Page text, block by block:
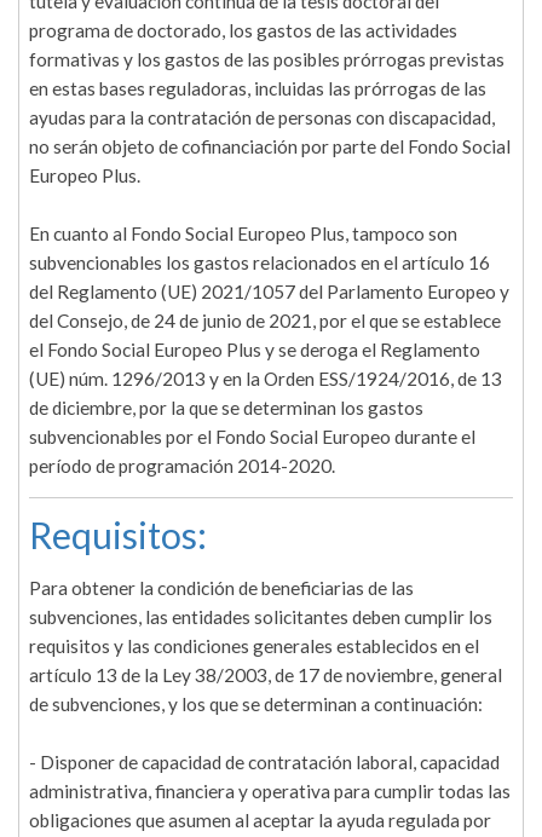
programa de doctorado, los gastos de las actividades
formativas y los gastos de las posibles prórrogas previstas
en estas bases reguladoras, incluidas las prórrogas de las
ayudas para la contratación de personas con discapacidad,
no serán objeto de cofinanciación por parte del Fondo Social
Europeo Plus.
En cuanto al Fondo Social Europeo Plus, tampoco son
subvencionables los gastos relacionados en el artículo 16
del Reglamento (UE) 2021/1057 del Parlamento Europeo y
del Consejo, de 24 de junio de 2021, por el que se establece
el Fondo Social Europeo Plus y se deroga el Reglamento
(UE) núm. 1296/2013 y en la Orden ESS/1924/2016, de 13
de diciembre, por la que se determinan los gastos
subvencionables por el Fondo Social Europeo durante el
período de programación 2014-2020.
Requisitos:
Para obtener la condición de beneficiarias de las
subvenciones, las entidades solicitantes deben cumplir los
requisitos y las condiciones generales establecidos en el
artículo 13 de la Ley 38/2003, de 17 de noviembre, general
de subvenciones, y los que se determinan a continuación:
- Disponer de capacidad de contratación laboral, capacidad
administrativa, financiera y operativa para cumplir todas las
obligaciones que asumen al aceptar la ayuda regulada por